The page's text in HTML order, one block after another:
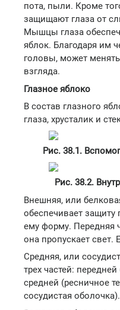
пота, пыли. Кроме
защищают глаза от
Мышцы глаза
яблок. Благодаря им
головы, может
взгляда.
Глазное яблоко
В состав глазного
глаза, хрусталик и
Рис. 38.1.
Рис. 38.2.
Внешняя, или
обеспечивает защиту
ему форму. Передняя
она пропускает свет.
Средняя, или
трех частей:
средней (ресничное
сосудистая оболочка).